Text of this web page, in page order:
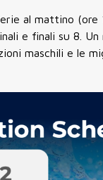
al mattino (ore
e finali su 8.
maschili e le